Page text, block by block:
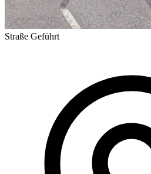
Straße Geführt